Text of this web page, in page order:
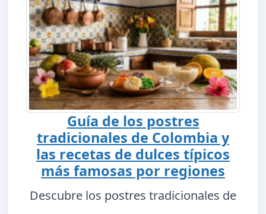
Guía de los postres
tradicionales de Colombia y
las recetas de dulces típicos
más famosas por regiones
Descubre los postres tradicionales de